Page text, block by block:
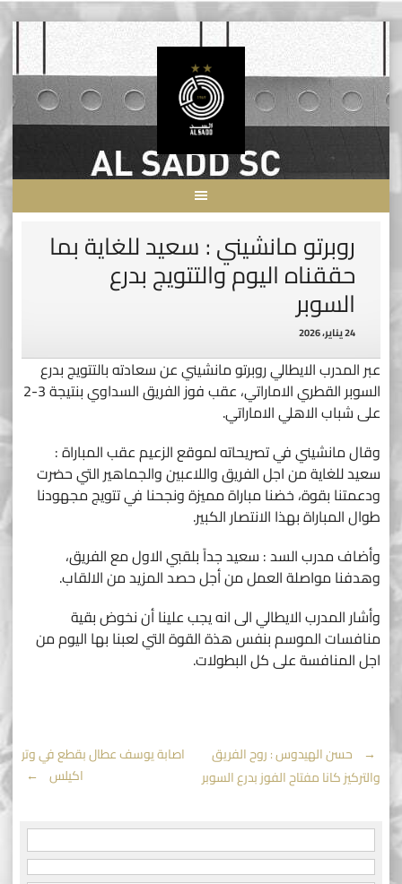
content
روبرتو مانشيني : سعيد للغاية بما
حققناه اليوم والتتويج بدرع
السوبر
24 يناير، 2026
عبر المدرب الايطالي روبرتو مانشيني عن سعادته بالتتويج بدرع
السوبر القطري الاماراتي، عقب فوز الفريق السداوي بنتيجة 3-2
على شباب الاهلي الاماراتي.
وقال مانشيني في تصريحاته لموقع الزعيم عقب المباراة :
سعيد للغاية من اجل الفريق واللاعبين والجماهير التي حضرت
ودعمتنا بقوة، خضنا مباراة مميزة ونجحنا في تتويج مجهودنا
طوال المباراة بهذا الانتصار الكبير.
وأضاف مدرب السد : سعيد جداً بلقبي الاول مع الفريق،
وهدفنا مواصلة العمل من أجل حصد المزيد من الالقاب.
وأشار المدرب الايطالي الى انه يجب علينا أن نخوض بقية
منافسات الموسم بنفس هذة القوة التي لعبنا بها اليوم من
اجل المنافسة على كل البطولات.
Post
navigation
←
حسن الهيدوس : روح الفريق
والتركيز كانا مفتاح الفوز بدرع السوبر
اصابة يوسف عطال بقطع في وتر
اكيلس →